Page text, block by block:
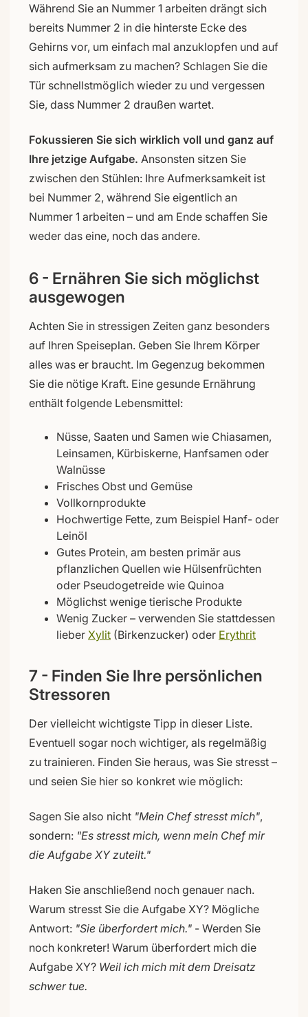
Während Sie an Nummer 1 arbeiten drängt sich
bereits Nummer 2 in die hinterste Ecke des
Gehirns vor, um einfach mal anzuklopfen und auf
sich aufmerksam zu machen? Schlagen Sie die
Tür schnellstmöglich wieder zu und vergessen
Sie, dass Nummer 2 draußen wartet.
Fokussieren Sie sich wirklich voll und ganz auf
Ihre jetzige Aufgabe. Ansonsten sitzen Sie
zwischen den Stühlen: Ihre Aufmerksamkeit ist
bei Nummer 2, während Sie eigentlich an
Nummer 1 arbeiten – und am Ende schaffen Sie
weder das eine, noch das andere.
6 - Ernähren Sie sich möglichst
ausgewogen
Achten Sie in stressigen Zeiten ganz besonders
auf Ihren Speiseplan. Geben Sie Ihrem Körper
alles was er braucht. Im Gegenzug bekommen
Sie die nötige Kraft. Eine gesunde Ernährung
enthält folgende Lebensmittel:
Nüsse, Saaten und Samen wie Chiasamen,
Leinsamen, Kürbiskerne, Hanfsamen oder
Walnüsse
Frisches Obst und Gemüse
Vollkornprodukte
Hochwertige Fette, zum Beispiel Hanf- oder
Leinöl
Gutes Protein, am besten primär aus
pflanzlichen Quellen wie Hülsenfrüchten
oder Pseudogetreide wie Quinoa
Möglichst wenige tierische Produkte
Wenig Zucker – verwenden Sie stattdessen
lieber Xylit (Birkenzucker) oder Erythrit
7 - Finden Sie Ihre persönlichen
Stressoren
Der vielleicht wichtigste Tipp in dieser Liste.
Eventuell sogar noch wichtiger, als regelmäßig
zu trainieren. Finden Sie heraus, was Sie stresst –
und seien Sie hier so konkret wie möglich:
Sagen Sie also nicht "Mein Chef stresst mich",
sondern: "Es stresst mich, wenn mein Chef mir
die Aufgabe XY zuteilt."
Haken Sie anschließend noch genauer nach.
Warum stresst Sie die Aufgabe XY? Mögliche
Antwort: "Sie überfordert mich." - Werden Sie
noch konkreter! Warum überfordert mich die
Aufgabe XY? Weil ich mich mit dem Dreisatz
schwer tue.